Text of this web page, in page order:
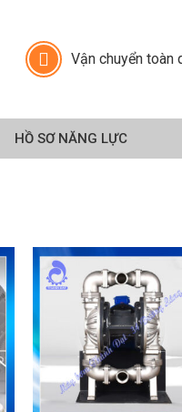
Vận chuyển toàn
HỒ SƠ NĂNG LỰC